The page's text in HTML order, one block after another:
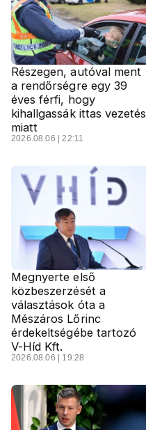
Részegen, autóval ment
a rendőrségre egy 39
éves férfi, hogy
kihallgassák ittas vezetés
miatt
2026.08.06 | 22:11
Megnyerte első
közbeszerzését a
választások óta a
Mészáros Lőrinc
érdekeltségébe tartozó
V-Híd Kft.
2026.08.06 | 19:28